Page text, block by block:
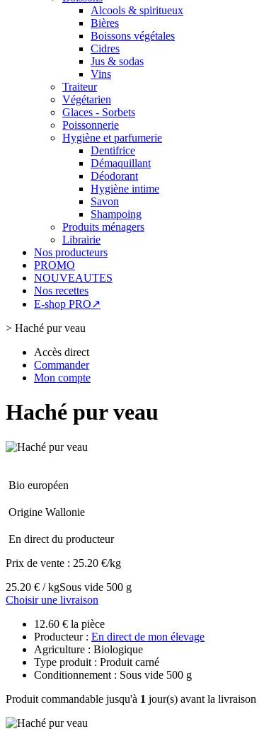
Alcools & spiritueux
Bières
Boissons végétales
Cidres
Jus & sodas
Vins
Traiteur
Végétarien
Glaces - Sorbets
Poissonnerie
Hygiène et parfumerie
Dentifrice
Démaquillant
Déodorant
Hygiène intime
Savon
Shampoing
Produits ménagers
Librairie
Nos producteurs
PROMO
NOUVEAUTES
Nos recettes
E-shop PRO↗
> Haché pur veau
Accès direct
Commander
Mon compte
Haché pur veau
Bio européen
Origine Wallonie
En direct du producteur
Prix de vente : 25.20 €/kg
25.20 € / kgSous vide 500 g
Choisir une livraison
12.60 € la pièce
Producteur : En direct de mon élevage
Agriculture : Biologique
Type produit : Produit carné
Conditionnement : Sous vide 500 g
Produit commandable jusqu'à 1 jour(s) avant la livraison